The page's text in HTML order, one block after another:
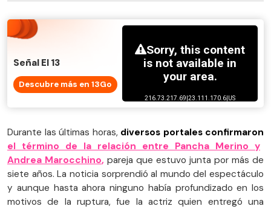
Señal El 13
Descubre más en 13Go
Durante las últimas horas, diversos portales confirmaron
el término de la relación entre Pancha Merino y
Andrea Marocchino, pareja que estuvo junta por más de
siete años. La noticia sorprendió al mundo del espectáculo
y aunque hasta ahora ninguno había profundizado en los
motivos de la ruptura, fue la actriz quien entregó una